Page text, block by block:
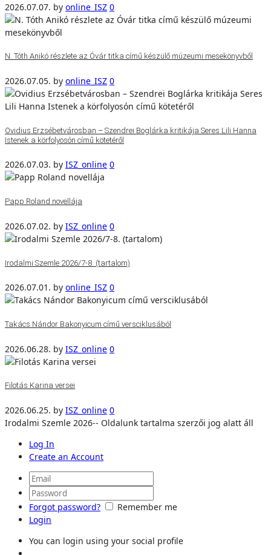
2026.07.07. by online_ISZ 0
N. Tóth Anikó részlete az Óvár titka című készülő múzeumi mesekönyvből
2026.07.05. by online_ISZ 0
Ovidius Erzsébetvárosban – Szendrei Boglárka kritikája Seres Lili Hanna
Istenek a körfolyosón című kötetéről
2026.07.03. by ISZ_online 0
Papp Roland novellája
2026.07.02. by ISZ_online 0
Irodalmi Szemle 2026/7-8. (tartalom)
2026.07.01. by online_ISZ 0
Takács Nándor Bakonyicum című versciklusából
2026.06.28. by ISZ_online 0
Filotás Karina versei
2026.06.25. by ISZ_online 0
Irodalmi Szemle 2026-- Oldalunk tartalma szerzői jog alatt áll
Log In
Create an Account
Forgot password?
Remember me
Login
You can login using your social profile